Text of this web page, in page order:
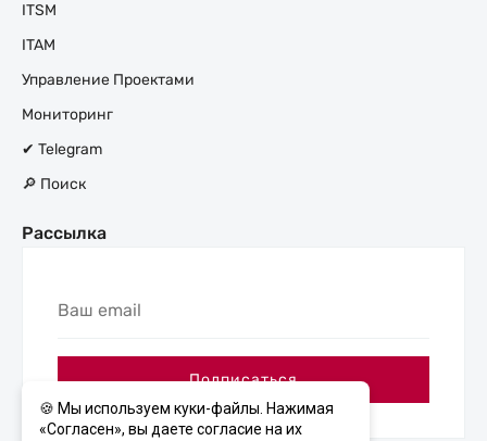
ITSM
ITAM
Управление Проектами
Мониторинг
✔ Telegram
🔎 Поиск
Рассылка
Ваш
Подписаться
🍪 Мы используем куки-файлы. Нажимая
«Согласен», вы даете согласие на их